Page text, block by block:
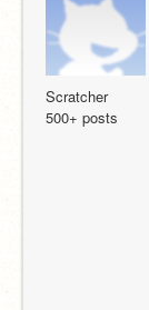
Scratcher
500+ posts